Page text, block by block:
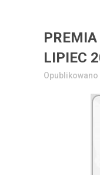
LIPIEC
Opublikowano